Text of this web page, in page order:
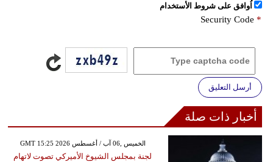
اُوافق على شروط الأستخدام
Security Code *
أرسل التعليق
أخبار ذات صلة
GMT 15:25 2026 الخميس ,06 آب / أغسطس
لجنة بمجلس الشيوخ الأميركي تصوت لاتهام